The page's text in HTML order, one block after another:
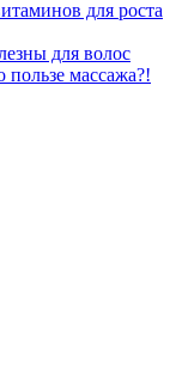
для роста
для волос
пользе массажа?!